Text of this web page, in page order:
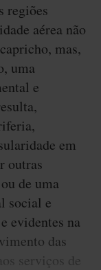
regiões
aérea não
mas,
uma
e
em
outras
de uma
social e
evidentes na
das
serviços de